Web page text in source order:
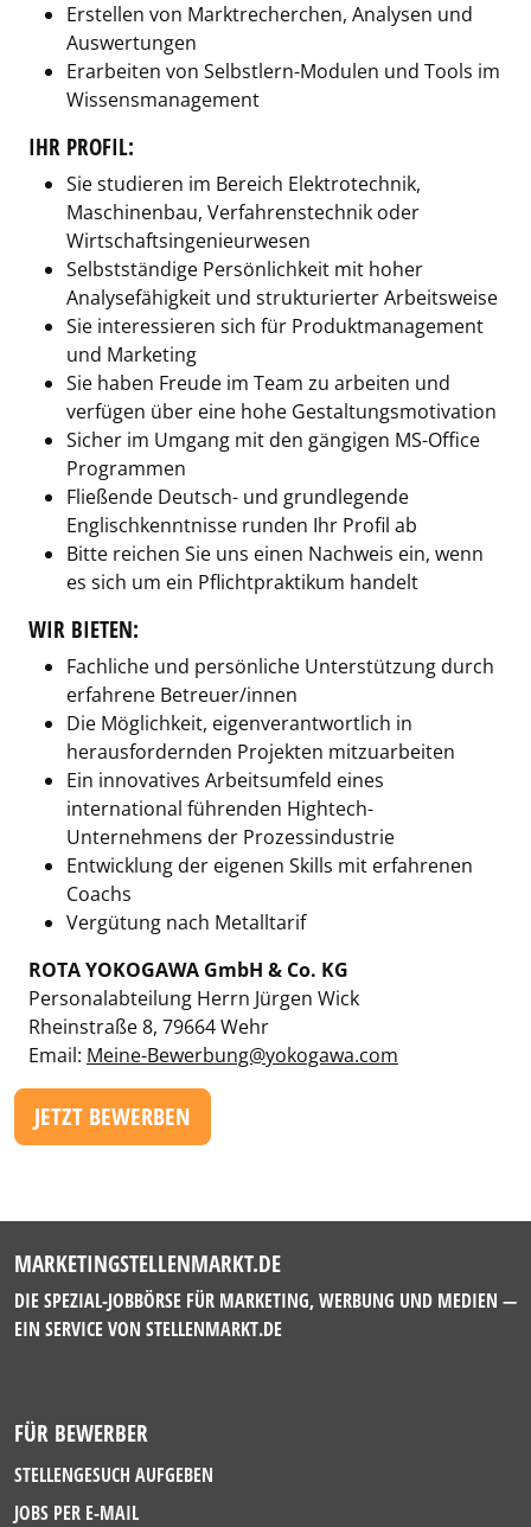
Erstellen von Marktrecherchen, Analysen und
Auswertungen
Erarbeiten von Selbstlern-Modulen und Tools im
Wissensmanagement
IHR PROFIL:
Sie studieren im Bereich Elektrotechnik,
Maschinenbau, Verfahrenstechnik oder
Wirtschaftsingenieurwesen
Selbstständige Persönlichkeit mit hoher
Analysefähigkeit und strukturierter Arbeitsweise
Sie interessieren sich für Produktmanagement
und Marketing
Sie haben Freude im Team zu arbeiten und
verfügen über eine hohe Gestaltungsmotivation
Sicher im Umgang mit den gängigen MS-Office
Programmen
Fließende Deutsch- und grundlegende
Englischkenntnisse runden Ihr Profil ab
Bitte reichen Sie uns einen Nachweis ein, wenn
es sich um ein Pflichtpraktikum handelt
WIR BIETEN:
Fachliche und persönliche Unterstützung durch
erfahrene Betreuer/innen
Die Möglichkeit, eigenverantwortlich in
herausfordernden Projekten mitzuarbeiten
Ein innovatives Arbeitsumfeld eines
international führenden Hightech-
Unternehmens der Prozessindustrie
Entwicklung der eigenen Skills mit erfahrenen
Coachs
Vergütung nach Metalltarif
ROTA YOKOGAWA GmbH & Co. KG
Personalabteilung Herrn Jürgen Wick
Rheinstraße 8, 79664 Wehr
Email: Meine-Bewerbung@yokogawa.com
JETZT BEWERBEN
MARKETINGSTELLENMARKT.DE
DIE SPEZIAL-JOBBÖRSE FÜR MARKETING, WERBUNG UND MEDIEN —
EIN SERVICE VON STELLENMARKT.DE
FÜR BEWERBER
STELLENGESUCH AUFGEBEN
JOBS PER E-MAIL